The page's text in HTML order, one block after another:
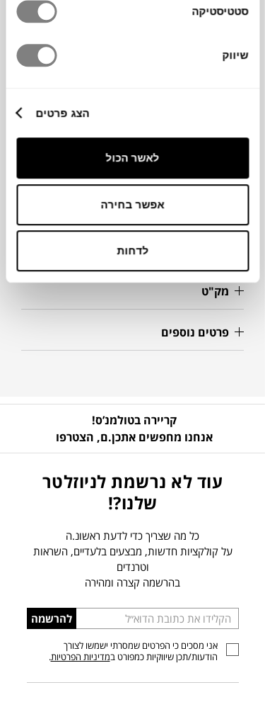
סטטיסטיקה
שיווק
הצג פרטים
לאשר הכול
אפשר בחירה
לדחות
והמשענת נהפכת לכרית.הכורסה קלת משקל
וניתנת להזזה בקלות ממקום למקום בחדר.
מאובזר ברוכסן לפתיחה קלה ולניקוי נוח של
כיסוי הבד.
מק"ט
פרטים נוספים
קריירה בטולמנ’ס!
אנחנו מחפשים אתכן.ם, הצטרפו
עוד לא נרשמת לניוזלטר
שלנו?!
כל מה שצריך כדי לדעת ראשונ.ה
על קולקציות חדשות, מבצעים בלעדיים, השראות
וטרנדים
בהרשמה קצרה ומהירה
הכניסו
כתובת
דוא”ל
להרשמה
אני מסכים כי הפרטים שמסרתי ישמשו לצורך
הודעות/תכן שיווקיות כמפורט במדיניות הפרטיות.